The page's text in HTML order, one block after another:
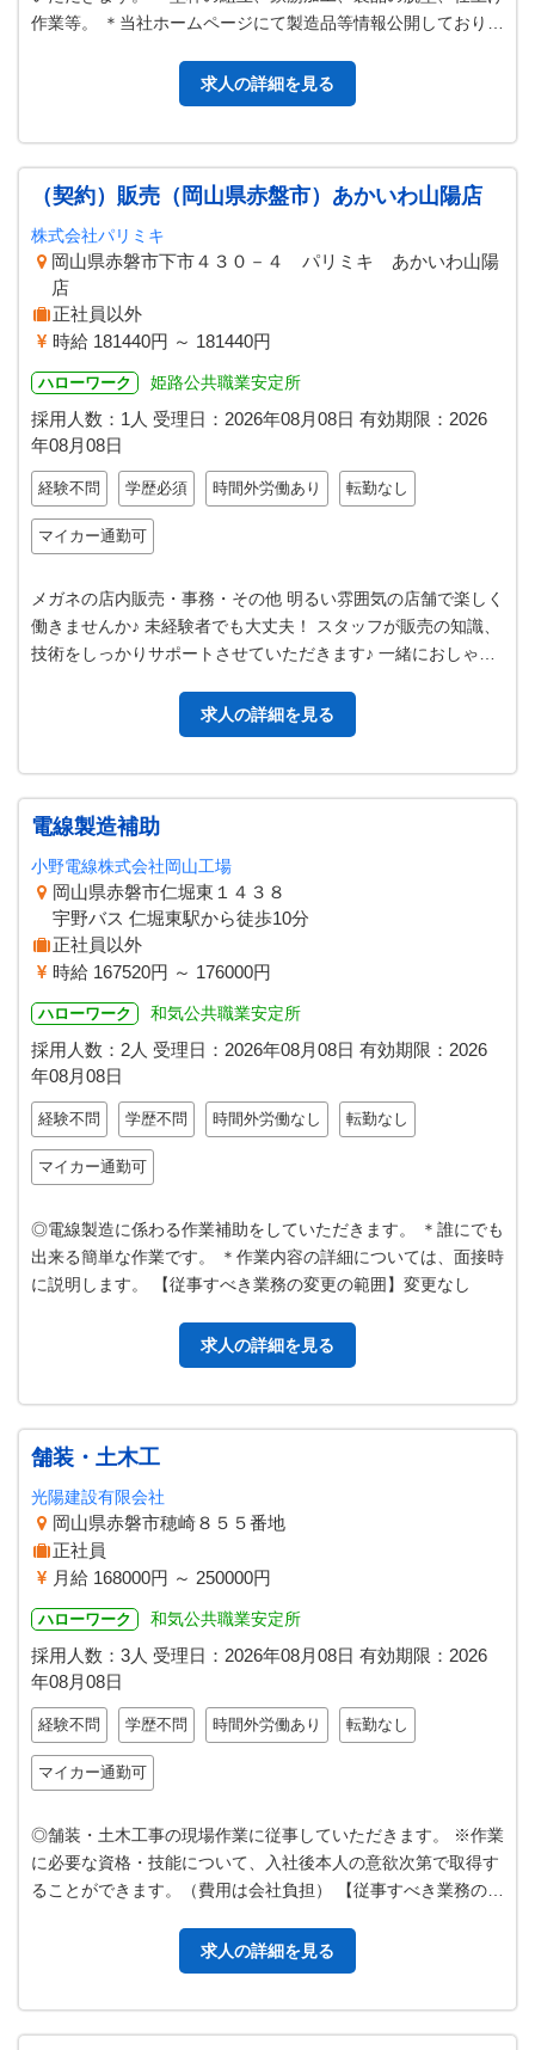
作業等。 ＊当社ホームページにて製造品等情報公開しておりま
求人の詳細を見る
（契約）販売（岡山県赤盤市）あかいわ山陽店
株式会社パリミキ
岡山県赤磐市下市４３０－４ パリミキ あかいわ山陽
店
正社員以外
時給 181440円 ～ 181440円
ハローワーク 姫路公共職業安定所
採用人数：1人 受理日： 2026年08月08日 有効期限： 2026
年08月08日
経験不問 学歴必須 時間外労働あり 転勤なし
マイカー通勤可
メガネの店内販売・事務・その他 明るい雰囲気の店舗で楽しく
働きませんか♪ 未経験者でも大丈夫！ スタッフが販売の知識、
技術をしっかりサポートさせていただきます♪ 一緒におしゃれ
求人の詳細を見る
電線製造補助
小野電線株式会社岡山工場
岡山県赤磐市仁堀東１４３８
宇野バス 仁堀東駅から徒歩10分
正社員以外
時給 167520円 ～ 176000円
ハローワーク 和気公共職業安定所
採用人数：2人 受理日： 2026年08月08日 有効期限： 2026
年08月08日
経験不問 学歴不問 時間外労働なし 転勤なし
マイカー通勤可
◎電線製造に係わる作業補助をしていただきます。 ＊誰にでも
出来る簡単な作業です。 ＊作業内容の詳細については、面接時
に説明します。 【従事すべき業務の変更の範囲】変更なし
求人の詳細を見る
舗装・土木工
光陽建設有限会社
岡山県赤磐市穂崎８５５番地
正社員
月給 168000円 ～ 250000円
ハローワーク 和気公共職業安定所
採用人数：3人 受理日： 2026年08月08日 有効期限： 2026
年08月08日
経験不問 学歴不問 時間外労働あり 転勤なし
マイカー通勤可
◎舗装・土木工事の現場作業に従事していただきます。 ※作業
に必要な資格・技能について、入社後本人の意欲次第で取得す
ることができます。（費用は会社負担） 【従事すべき業務の変
求人の詳細を見る